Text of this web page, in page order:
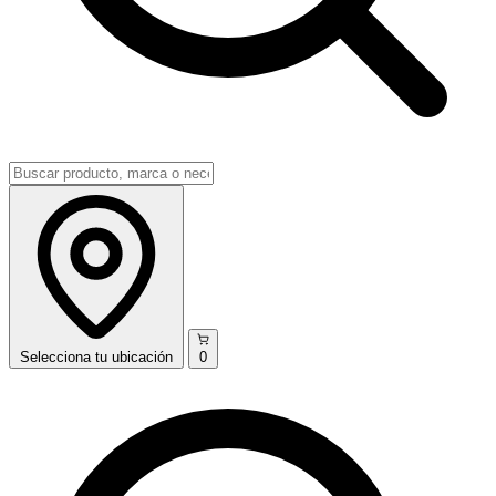
Selecciona tu ubicación 0